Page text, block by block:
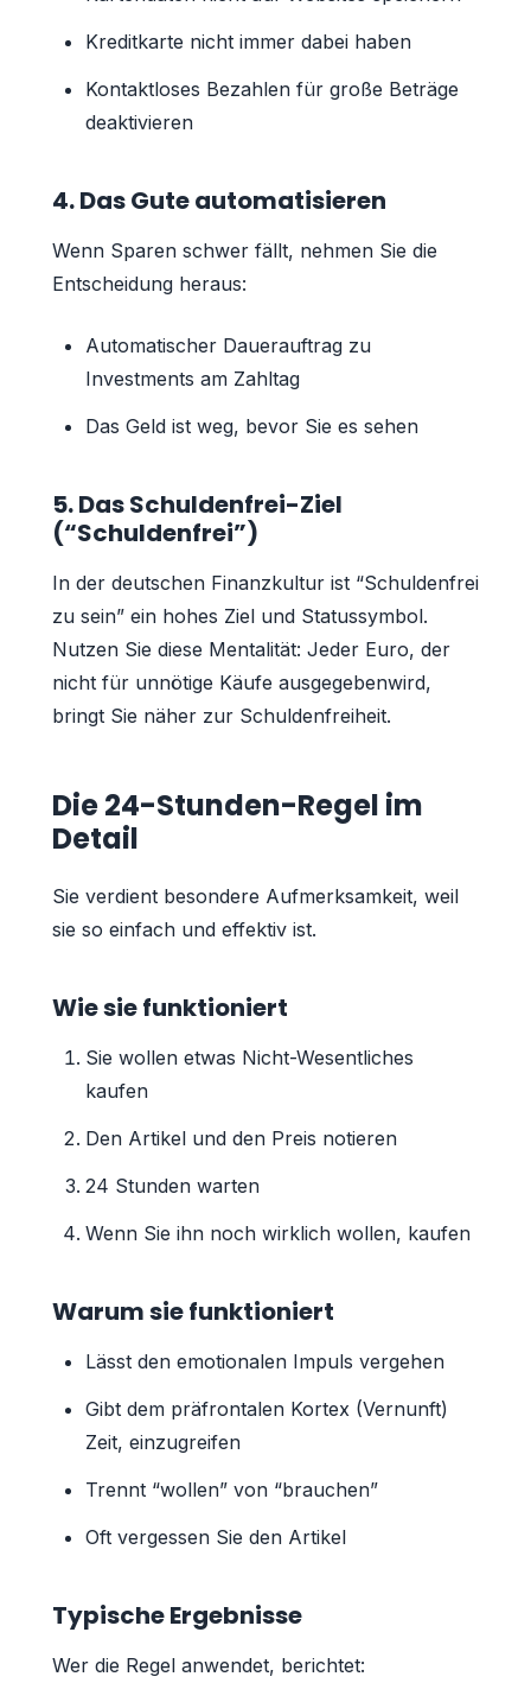
Kreditkarte nicht immer dabei haben
Kontaktloses Bezahlen für große Beträge
deaktivieren
4. Das Gute automatisieren
Wenn Sparen schwer fällt, nehmen Sie die
Entscheidung heraus:
Automatischer Dauerauftrag zu
Investments am Zahltag
Das Geld ist weg, bevor Sie es sehen
5. Das Schuldenfrei-Ziel
(“Schuldenfrei”)
In der deutschen Finanzkultur ist “Schuldenfrei
zu sein” ein hohes Ziel und Statussymbol.
Nutzen Sie diese Mentalität: Jeder Euro, der
nicht für unnötige Käufe ausgegebenwird,
bringt Sie näher zur Schuldenfreiheit.
Die 24-Stunden-Regel im
Detail
Sie verdient besondere Aufmerksamkeit, weil
sie so einfach und effektiv ist.
Wie sie funktioniert
Sie wollen etwas Nicht-Wesentliches
kaufen
Den Artikel und den Preis notieren
24 Stunden warten
Wenn Sie ihn noch wirklich wollen, kaufen
Warum sie funktioniert
Lässt den emotionalen Impuls vergehen
Gibt dem präfrontalen Kortex (Vernunft)
Zeit, einzugreifen
Trennt “wollen” von “brauchen”
Oft vergessen Sie den Artikel
Typische Ergebnisse
Wer die Regel anwendet, berichtet: